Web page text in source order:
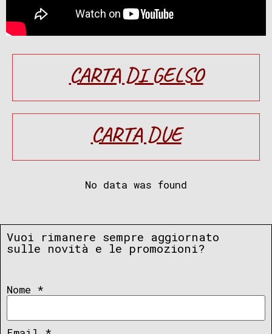
CARTA DI GELSO
CARTA DUE
No data was found
Vuoi rimanere sempre aggiornato
sulle novità e le promozioni?
Nome *